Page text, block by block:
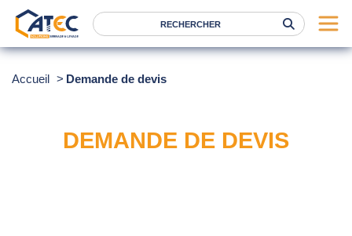
Marques
Accueil Demande de devis
DEMANDE DE DEVIS